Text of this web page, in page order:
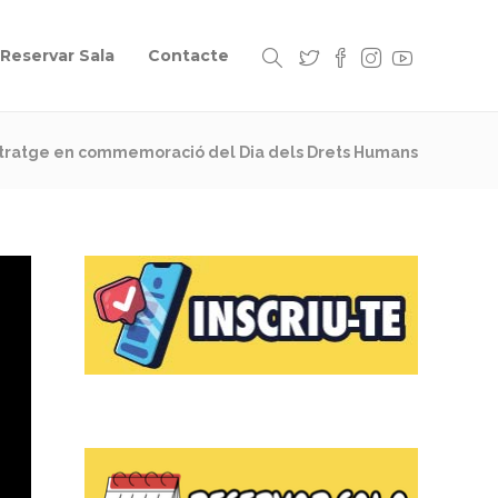
Reservar Sala Contacte
en commemoració del Dia dels Drets Humans